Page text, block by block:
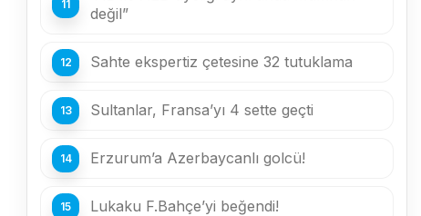
değil”
Sahte ekspertiz çetesine 32 tutuklama
Sultanlar, Fransa’yı 4 sette geçti
Erzurum’a Azerbaycanlı golcü!
Lukaku F.Bahçe’yi beğendi!